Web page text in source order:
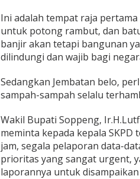
Ini adalah tempat raja
untuk potong rambut, dan
banjir akan tetapi bangunan
dilindungi dan wajib bagi
Sedangkan Jembatan belo,
sampah-sampah selalu
Wakil Bupati Soppeng,
meminta kepada kepala
jam, segala pelaporan data-
prioritas yang sangat urgent,
laporannya untuk